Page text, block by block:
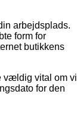
arbejdsplads.
form for
butikkens
vældig vital om vi
for den